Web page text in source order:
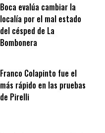
Boca evalúa cambiar la
localía por el mal estado
del césped de La
Bombonera
Franco Colapinto fue el
más rápido en las pruebas
de Pirelli